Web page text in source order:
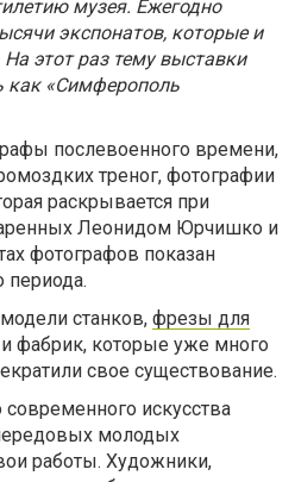
музея. Ежегодно
экспонатов, которые и
этот раз тему выставки
как «Симферополь
послевоенного времени,
треног, фотографии
раскрывается при
Леонидом Юрчишко и
фотографов показан
периода.
станков, фрезы для
фабрик, которые уже много
свое существование.
искусства
молодых
работы. Художники,